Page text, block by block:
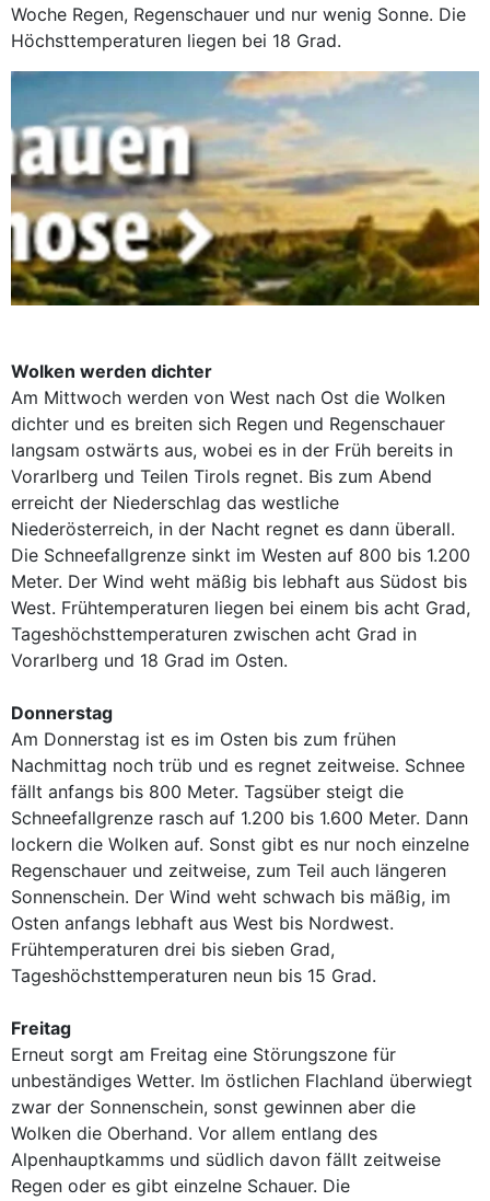
Woche Regen, Regenschauer und nur wenig Sonne. Die
Höchsttemperaturen liegen bei 18 Grad.
Wolken werden dichter
Am Mittwoch werden von West nach Ost die Wolken
dichter und es breiten sich Regen und Regenschauer
langsam ostwärts aus, wobei es in der Früh bereits in
Vorarlberg und Teilen Tirols regnet. Bis zum Abend
erreicht der Niederschlag das westliche
Niederösterreich, in der Nacht regnet es dann überall.
Die Schneefallgrenze sinkt im Westen auf 800 bis 1.200
Meter. Der Wind weht mäßig bis lebhaft aus Südost bis
West. Frühtemperaturen liegen bei einem bis acht Grad,
Tageshöchsttemperaturen zwischen acht Grad in
Vorarlberg und 18 Grad im Osten.
Donnerstag
Am Donnerstag ist es im Osten bis zum frühen
Nachmittag noch trüb und es regnet zeitweise. Schnee
fällt anfangs bis 800 Meter. Tagsüber steigt die
Schneefallgrenze rasch auf 1.200 bis 1.600 Meter. Dann
lockern die Wolken auf. Sonst gibt es nur noch einzelne
Regenschauer und zeitweise, zum Teil auch längeren
Sonnenschein. Der Wind weht schwach bis mäßig, im
Osten anfangs lebhaft aus West bis Nordwest.
Frühtemperaturen drei bis sieben Grad,
Tageshöchsttemperaturen neun bis 15 Grad.
Freitag
Erneut sorgt am Freitag eine Störungszone für
unbeständiges Wetter. Im östlichen Flachland überwiegt
zwar der Sonnenschein, sonst gewinnen aber die
Wolken die Oberhand. Vor allem entlang des
Alpenhauptkamms und südlich davon fällt zeitweise
Regen oder es gibt einzelne Schauer. Die